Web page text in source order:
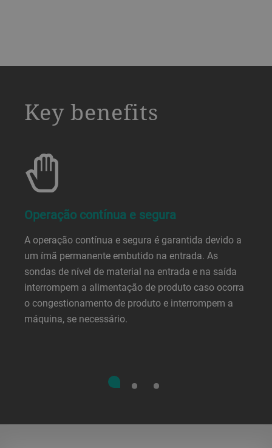
Key benefits
Operação contínua e segura
A operação contínua e segura é garantida devido a
um ímã permanente embutido na entrada. As
sondas de nível de material na entrada e na saída
interrompem a alimentação de produto caso ocorra
o congestionamento de produto e interrompem a
máquina, se necessário.